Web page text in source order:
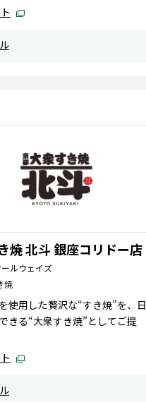
焼 北斗 銀座コリドー店
ルウェイズ
焼
使用した贅沢な“すき焼”を、日
きる“大衆すき焼”としてご提